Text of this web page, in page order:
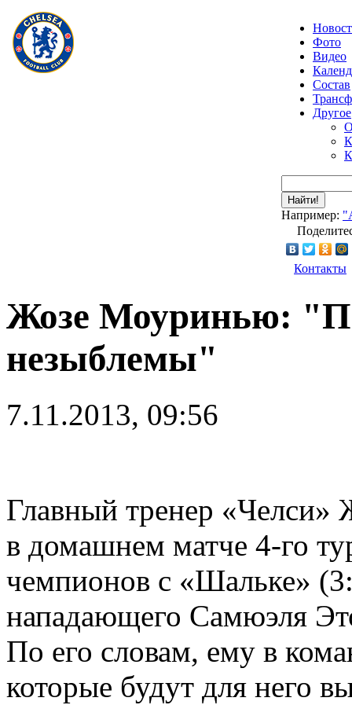
Фото
Видео
Состав
Другое
Найти!
Например:
Контакты
Жозе Моуринью:
незыблемы"
7.11.2013, 09:56
Главный тренер
в домашнем матче 4-го
чемпионов с «Шальке»
нападающего Самюэля
По его словам, ему в
которые будут для него